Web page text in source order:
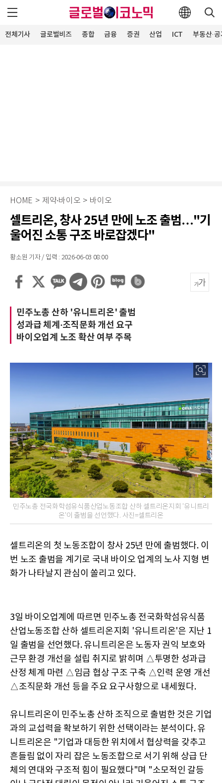
전체기사 글로벌비즈 종합 금융 증권 산업 ICT 부동산·
HOME > 제약∙바이오 > 바이오
셀트리온, 창사 25년 만에 노조 출범…"기
울어진 소통 구조 바로잡겠다"
황소원 기자 / 입력 : 2026-06-03 08:00
민주노총 산하 '유니트리온' 출범
성과급 체계·조직문화 개선 요구
바이오업계 노조 확산 여부 주목
민주노총 전국화학섬유식품산업노동조합 산하 셀트리온지회 '유니트리
온'이 출범을 선언했다. 사진=셀트리온
셀트리온의 첫 노동조합이 창사 25년 만에 출범했다. 이
번 노조 출범을 계기로 국내 바이오 업계의 노사 지형 변
화가 나타날지 관심이 쏠리고 있다.
3일 바이오업계에 따르면 민주노총 전국화학섬유식품
산업노동조합 산하 셀트리온지회 '유니트리온'은 지난 1
일 출범을 선언했다. 유니트리온은 노동자 권익 보호와
근무 환경 개선을 설립 취지로 밝히며 △투명한 성과급
산정 체계 마련 △임금 협상 구조 구축 △인력 운영 개선
△조직문화 개선 등을 주요 요구사항으로 내세웠다.
유니트리온이 민주노총 산하 조직으로 출범한 것은 기업
과의 교섭력을 확보하기 위한 선택이라는 분석이다. 유
니트리온은 "기업과 대등한 위치에서 협상력을 갖추고
흔들림 없이 자리 잡은 노동조합으로 서기 위해 상급 단
체의 연대와 구조적 힘이 필요했다"며 "소모적인 갈등